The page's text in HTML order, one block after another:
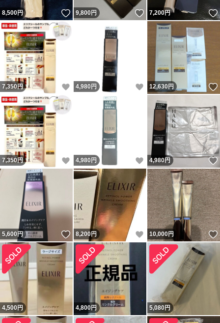
8,500円 いいね！
9,800円 いいね！
7,200円
7,350円 いいね！
4,980 円 いいね！
12,630円
7,350円 いいね！
4,980 円 いいね！
4,980円
5,600円 いいね！
8,200円 いいね！
10,000円
4,500円 4,800円 5,080円